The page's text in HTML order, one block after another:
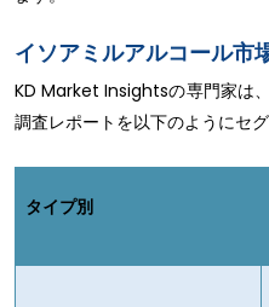
イソアミルアルコール市
KD Market Insightsの専門家は
調査レポートを以下のようにセ
タイプ別